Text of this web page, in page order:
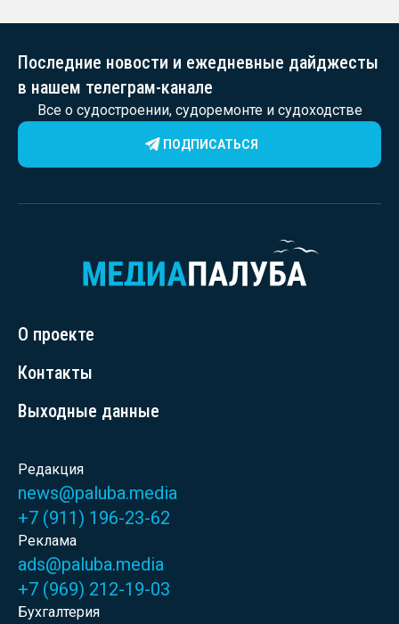
Последние новости и ежедневные дайджесты
в нашем телеграм-канале
Все о судостроении, судоремонте и судоходстве
ПОДПИСАТЬСЯ
О проекте
Контакты
Выходные данные
Редакция
news@paluba.media
+7 (911) 196-23-62
Реклама
ads@paluba.media
+7 (969) 212-19-03
Бухгалтерия